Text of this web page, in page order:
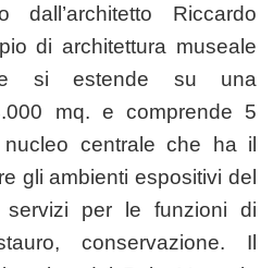
dall’architetto Riccardo
di architettura museale
si estende su una
mq. e comprende 5
centrale che ha il
gli ambienti espositivi del
per le funzioni di
conservazione. Il